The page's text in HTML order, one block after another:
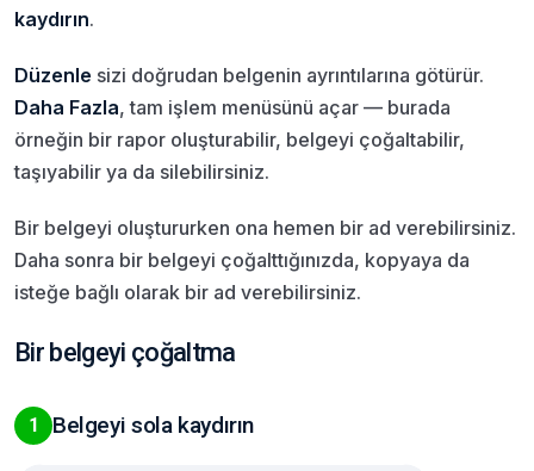
kaydırın.
Düzenle sizi doğrudan belgenin ayrıntılarına götürür.
Daha Fazla, tam işlem menüsünü açar — burada
örneğin bir rapor oluşturabilir, belgeyi çoğaltabilir,
taşıyabilir ya da silebilirsiniz.
Bir belgeyi oluştururken ona hemen bir ad verebilirsiniz.
Daha sonra bir belgeyi çoğalttığınızda, kopyaya da
isteğe bağlı olarak bir ad verebilirsiniz.
Bir belgeyi çoğaltma
1 Belgeyi sola kaydırın